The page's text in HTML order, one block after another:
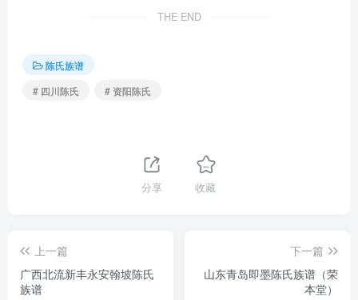
THE END
陈氏族谱
# 四川陈氏
# 资阳陈氏
分享 收藏
上一篇
广西北流新丰永安翰坡陈氏
族谱
下一篇
山东青岛即墨陈氏族谱（荣
本堂）